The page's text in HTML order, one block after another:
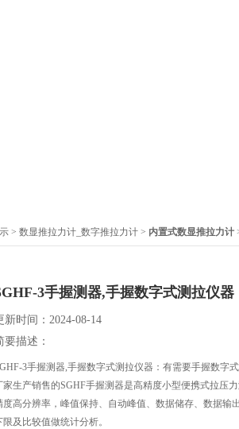
> 数显推拉力计_数字推拉力计 > 内置式数显推拉力计
3手握测器,手握数字式测拉仪器
新时间：2024-08-14
要描述：
3手握测器,手握数字式测拉仪器：有需要手握数字
家生产销售的SGHF手握测器是高精度小型便携式拉压
度高分辨率，峰值保持、自动峰值、数据储存、数据输
限及比较值做统计分析。